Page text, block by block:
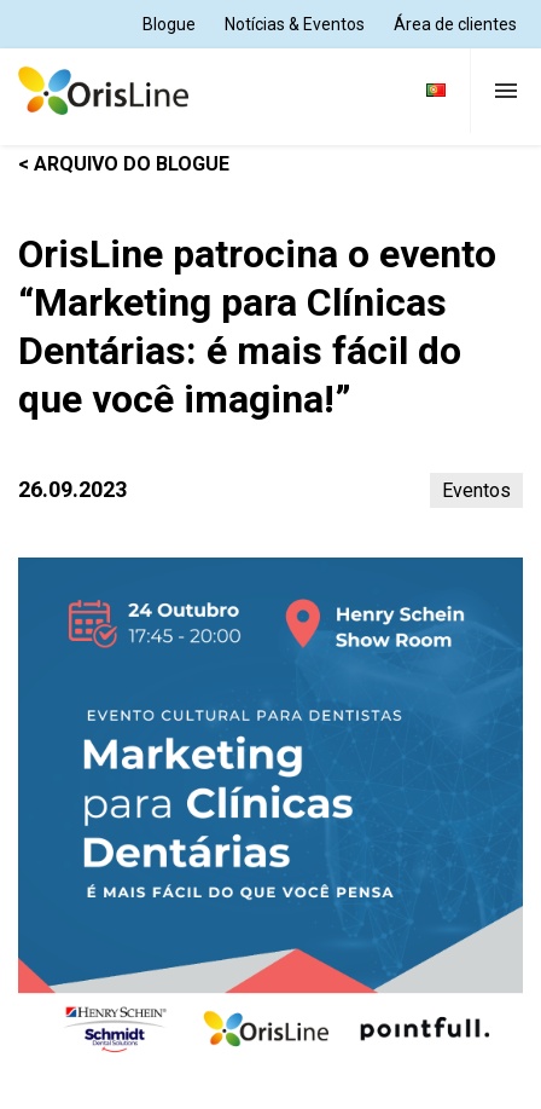
Blogue Notícias & Eventos Área de clientes
Clínica Dentária
Laboratório Dentário
Soluções
< ARQUIVO DO BLOGUE
OrisLine patrocina o evento
“Marketing para Clínicas
Dentárias: é mais fácil do
que você imagina!”
26.09.2023 Eventos